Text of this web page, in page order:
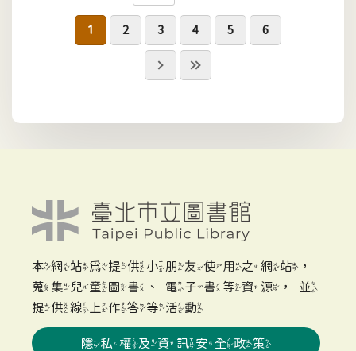
1 2 3 4 5 6
本網站為提供小朋友使用之網站，
蒐集兒童圖書、電子書等資源，並
提供線上作答等活動
隱私權及資訊安全政策